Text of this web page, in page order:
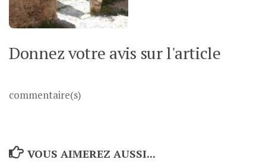
Donnez votre avis sur l'article
commentaire(s)
VOUS AIMEREZ AUSSI...